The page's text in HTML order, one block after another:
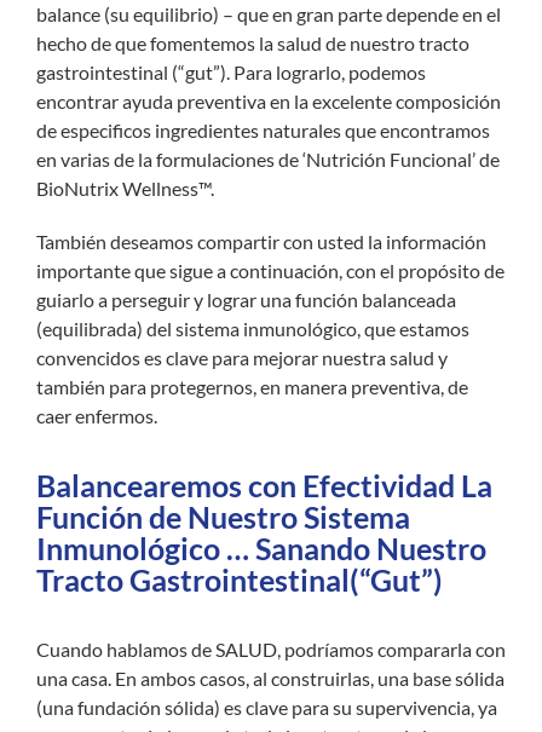
balance (su equilibrio) – que en gran parte depende en el
hecho de que fomentemos la salud de nuestro tracto
gastrointestinal (“gut”). Para lograrlo, podemos
encontrar ayuda preventiva en la excelente composición
de especificos ingredientes naturales que encontramos
en varias de la formulaciones de ‘Nutrición Funcional’ de
BioNutrix Wellness™.
También deseamos compartir con usted la información
importante que sigue a continuación, con el propósito de
guiarlo a perseguir y lograr una función balanceada
(equilibrada) del sistema inmunológico, que estamos
convencidos es clave para mejorar nuestra salud y
también para protegernos, en manera preventiva, de
caer enfermos.
Balancearemos con Efectividad La
Función de Nuestro Sistema
Inmunológico … Sanando Nuestro
Tracto Gastrointestinal(“Gut”)
Cuando hablamos de SALUD, podríamos compararla con
una casa. En ambos casos, al construirlas, una base sólida
(una fundación sólida) es clave para su supervivencia, ya